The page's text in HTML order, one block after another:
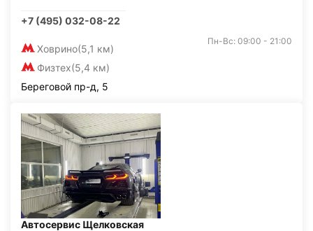
+7 (495) 032-08-22
Ховрино(5,1 км)
Физтех(5,4 км)
Пн-Вс: 09:00 - 21:00
Береговой пр-д, 5
Автосервис Щелковская